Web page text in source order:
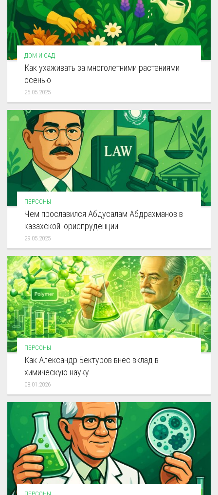
ДОМ И САД
Как ухаживать за многолетними растениями
осенью
25.05.2025
ПЕРСОНЫ
Чем прославился Абдусалам Абдрахманов в
казахской юриспруденции
29.05.2025
ПЕРСОНЫ
Как Александр Бектуров внёс вклад в
химическую науку
08.01.2026